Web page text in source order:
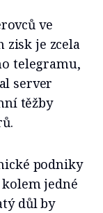
ve
zisk je zcela
telegramu,
server
těžby
podniky
jedné
důl by